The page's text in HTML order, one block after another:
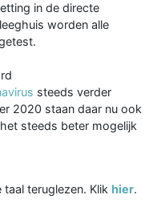
in de directe
worden alle
steeds verder
2020 staan daar nu ook
steeds beter mogelijk
teruglezen. Klik hier.